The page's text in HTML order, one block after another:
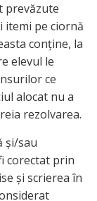
prevăzute
itemi pe ciornă
conţine, la
elevul le
ce
alocat nu a
rezolvarea.
şi/sau
corectat prin
şi scrierea în